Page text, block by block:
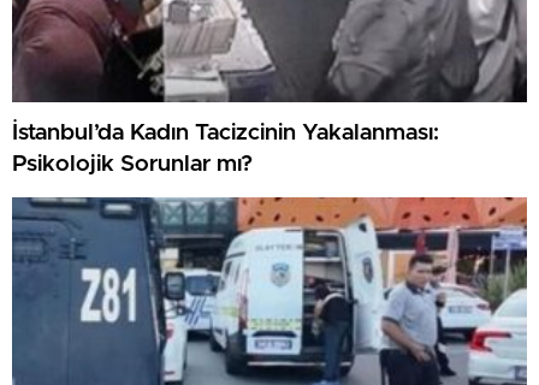
İstanbul’da Kadın Tacizcinin Yakalanması:
Psikolojik Sorunlar mı?